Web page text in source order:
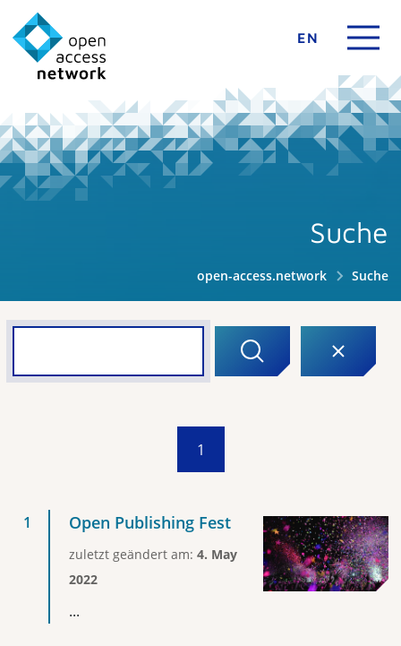
EN
Suche
open-access.network Suche
1
Open Publishing Fest
zuletzt geändert am: 4. May
2022
...